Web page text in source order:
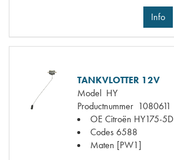
Info
TANKVLOTTER 12V
Model HY
Productnummer 1080611
OE Citroën HY175-5D
Codes 6588
Maten [PW1]